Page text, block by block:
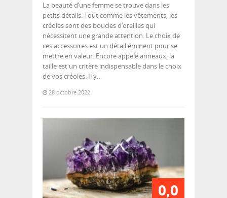
La beauté d’une femme se trouve dans les
petits détails. Tout comme les vêtements, les
créoles sont des boucles d’oreilles qui
nécessitent une grande attention. Le choix de
ces accessoires est un détail éminent pour se
mettre en valeur. Encore appelé anneaux, la
taille est un critère indispensable dans le choix
de vos créoles. Il y…
28 octobre 2022
0,0